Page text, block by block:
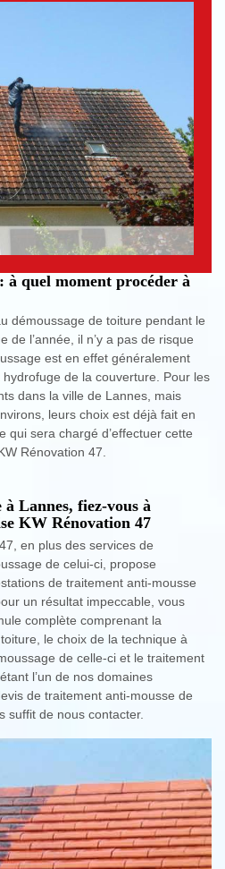
à quel moment procéder à
démoussage de toiture pendant le
de l’année, il n’y a pas de risque
est en effet généralement
de la couverture. Pour les
dans la ville de Lannes, mais
leurs choix est déjà fait en
qui sera chargé d’effectuer cette
Rénovation 47.
Lannes, fiez-vous à
KW Rénovation 47
en plus des services de
de celui-ci, propose
de traitement anti-mousse
un résultat impeccable, vous
complète comprenant la
le choix de la technique à
de celle-ci et le traitement
l’un de nos domaines
de traitement anti-mousse de
suffit de nous contacter.